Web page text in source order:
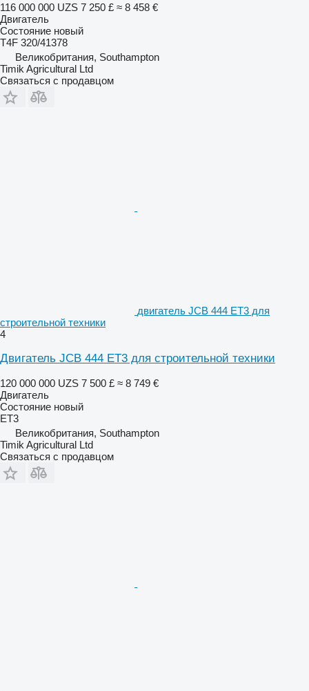
116 000 000 UZS 7 250 £ ≈ 8 458 €
Двигатель
Состояние новый
T4F 320/41378
Великобритания, Southampton
Timik Agricultural Ltd
Связаться с продавцом
двигатель JCB 444 ET3 для
строительной техники
4
Двигатель JCB 444 ET3 для строительной техники
120 000 000 UZS 7 500 £ ≈ 8 749 €
Двигатель
Состояние новый
ET3
Великобритания, Southampton
Timik Agricultural Ltd
Связаться с продавцом